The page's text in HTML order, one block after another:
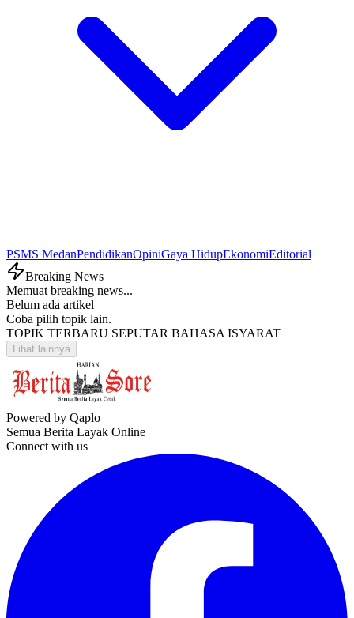
PSMS MedanPendidikanOpiniGaya HidupEkonomiEditorial
Breaking News
Memuat breaking news...
Belum ada artikel
Coba pilih topik lain.
TOPIK TERBARU SEPUTAR BAHASA ISYARAT
Lihat lainnya
Powered by Qaplo
Semua Berita Layak Online
Connect with us